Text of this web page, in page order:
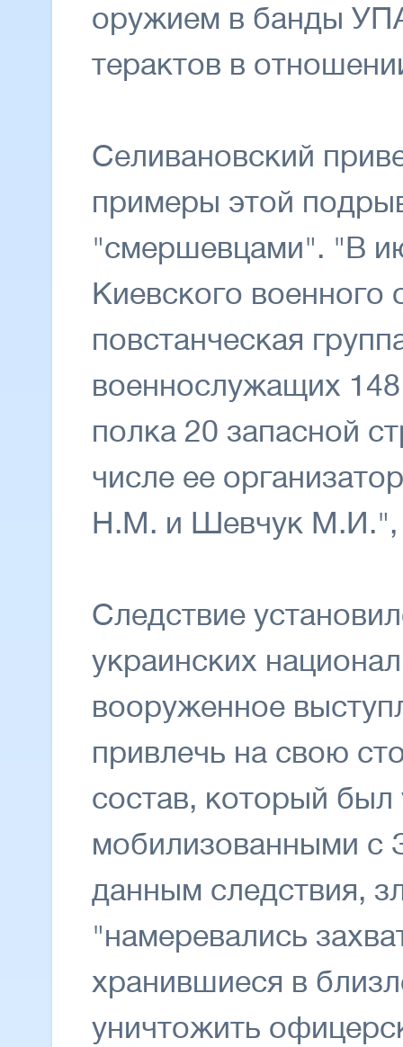
оружием в банды
терактов в
Селивановский
примеры этой
"смершевцами". "В
Киевского военного
повстанческая
военнослужащих 148
полка 20 запасной
числе ее
Н.М. и Шевчук М.И.",
Следствие
украинских
вооруженное
привлечь на свою
состав, который был
мобилизованными с
данным следствия,
"намеревались
хранившиеся в
уничтожить